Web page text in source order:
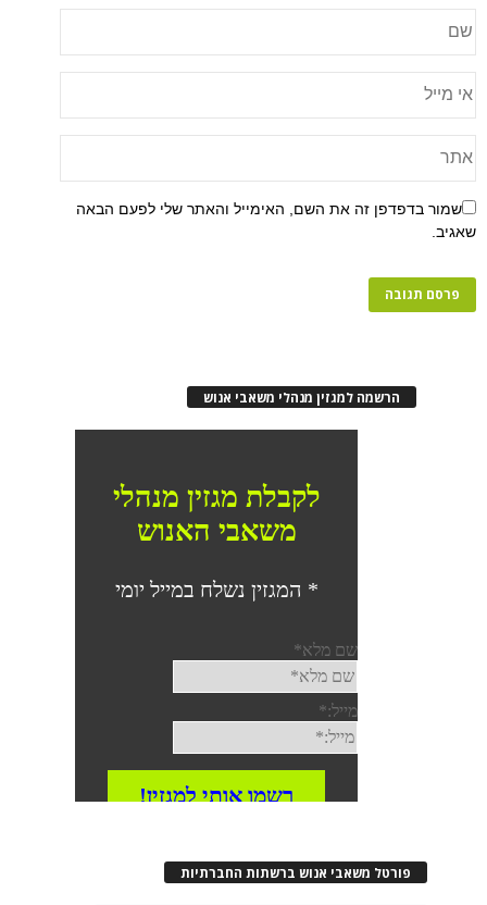
שמור בדפדפן זה את השם, האימייל והאתר שלי לפעם הבאה
שאגיב.
הרשמה למגזין מנהלי משאבי אנוש
פורטל משאבי אנוש ברשתות החברתיות